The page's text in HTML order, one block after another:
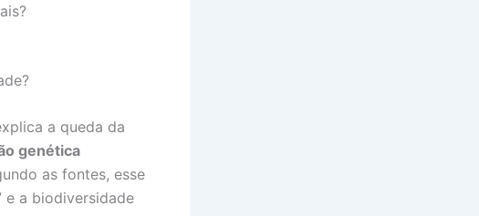
a queda da
genética
as fontes, esse
e a biodiversidade